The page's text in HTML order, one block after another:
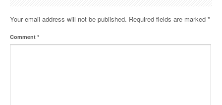
Your email address will not be published. Required fields are marked *
Comment *